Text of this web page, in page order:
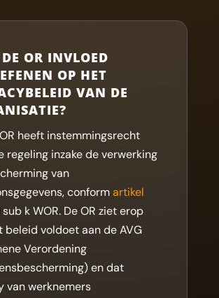
OR INVLOED
OP HET
VAN DE
heeft instemmingsrecht
regeling inzake de verwerking
van
conformartikel
sub k WOR. De OR ziet erop
beleid voldoet aan de AVG
Verordening
en dat
van werknemers